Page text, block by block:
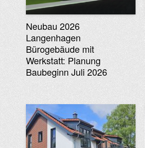
Neubau 2026
Langenhagen
Bürogebäude mit
Werkstatt: Planung
Baubeginn Juli 2026